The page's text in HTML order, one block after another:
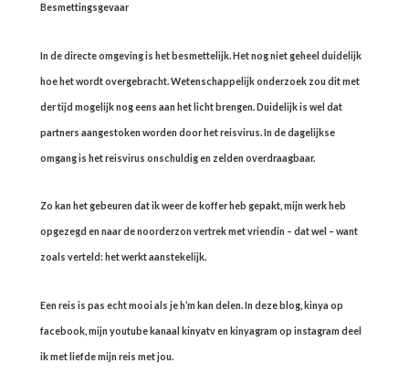
Besmettingsgevaar
In de directe omgeving is het besmettelijk. Het nog niet geheel duidelijk
hoe het wordt overgebracht. Wetenschappelijk onderzoek zou dit met
der tijd mogelijk nog eens aan het licht brengen. Duidelijk is wel dat
partners aangestoken worden door het reisvirus. In de dagelijkse
omgang is het reisvirus onschuldig en zelden overdraagbaar.
Zo kan het gebeuren dat ik weer de koffer heb gepakt, mijn werk heb
opgezegd en naar de noorderzon vertrek met vriendin – dat wel – want
zoals verteld: het werkt aanstekelijk.
Een reis is pas echt mooi als je h’m kan delen. In deze blog, kinya op
facebook, mijn youtube kanaal kinyatv en kinyagram op instagram deel
ik met liefde mijn reis met jou.